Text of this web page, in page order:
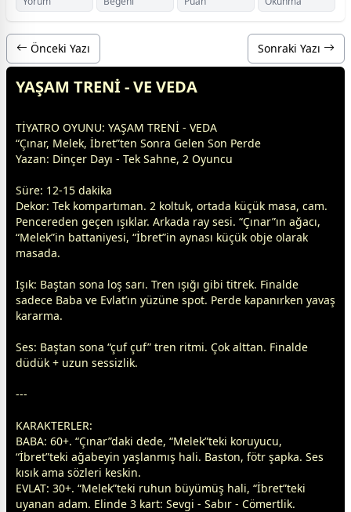
Önceki Yazı Sonraki Yazı
YAŞAM TRENİ - VE VEDA
TİYATRO OYUNU: YAŞAM TRENİ - VEDA
“Çınar, Melek, İbret”ten Sonra Gelen Son Perde
Yazan: Dinçer Dayı - Tek Sahne, 2 Oyuncu
Süre: 12-15 dakika
Dekor: Tek kompartıman. 2 koltuk, ortada küçük masa, cam.
Pencereden geçen ışıklar. Arkada ray sesi. “Çınar”ın ağacı,
“Melek”in battaniyesi, “İbret”in aynası küçük obje olarak
masada.
Işık: Baştan sona loş sarı. Tren ışığı gibi titrek. Finalde
sadece Baba ve Evlat’ın yüzüne spot. Perde kapanırken yavaş
kararma.
Ses: Baştan sona “çuf çuf” tren ritmi. Çok alttan. Finalde
düdük + uzun sessizlik.
---
KARAKTERLER:
BABA: 60+. “Çınar”daki dede, “Melek”teki koruyucu,
“İbret”teki ağabeyin yaşlanmış hali. Baston, fötr şapka. Ses
kısık ama sözleri keskin.
EVLAT: 30+. “Melek”teki ruhun büyümüş hali, “İbret”teki
uyanan adam. Elinde 3 kart: Sevgi - Sabır - Cömertlik.